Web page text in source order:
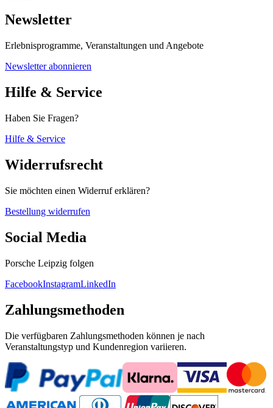
Newsletter
Erlebnisprogramme, Veranstaltungen und Angebote
Newsletter abonnieren
Hilfe & Service
Haben Sie Fragen?
Hilfe & Service
Widerrufsrecht
Sie möchten einen Widerruf erklären?
Bestellung widerrufen
Social Media
Porsche Leipzig folgen
FacebookInstagramLinkedIn
Zahlungsmethoden
Die verfügbaren Zahlungsmethoden können je nach
Veranstaltungstyp und Kundenregion variieren.